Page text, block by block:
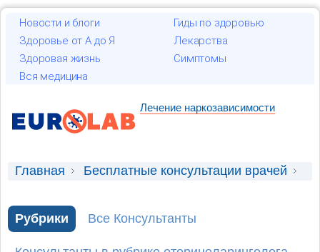
Новости и блоги
Гиды по здоровью
Здоровье от А до Я
Лекарства
Здоровая жизнь
Симптомы
Вся медицина
Лечение наркозависимости
Главная
Бесплатные консультации врачей
Опухла пазуха від удару рукою
Рубрики Все Консультанты